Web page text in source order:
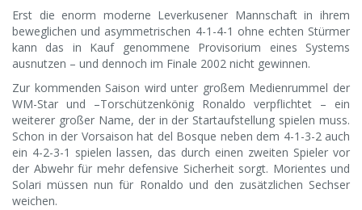
Erst die enorm moderne Leverkusener Mannschaft in ihrem
beweglichen und asymmetrischen 4-1-4-1 ohne echten Stürmer
kann das in Kauf genommene Provisorium eines Systems
ausnutzen – und dennoch im Finale 2002 nicht gewinnen.
Zur kommenden Saison wird unter großem Medienrummel der
WM-Star und –Torschützenkönig Ronaldo verpflichtet – ein
weiterer großer Name, der in der Startaufstellung spielen muss.
Schon in der Vorsaison hat del Bosque neben dem 4-1-3-2 auch
ein 4-2-3-1 spielen lassen, das durch einen zweiten Spieler vor
der Abwehr für mehr defensive Sicherheit sorgt. Morientes und
Solari müssen nun für Ronaldo und den zusätzlichen Sechser
weichen.